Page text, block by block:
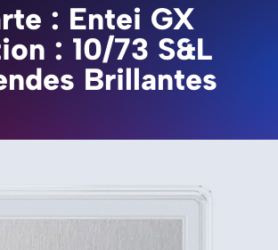
: Entei GX
: 10/73 S&L
Brillantes